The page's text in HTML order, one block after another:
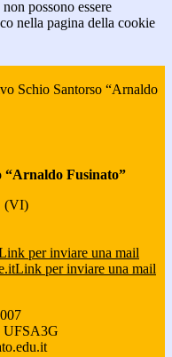
possono essere
nella pagina della cookie
Schio Santorso “Arnaldo
“Arnaldo Fusinato”
(VI)
per inviare una mail
Link per inviare una mail
UFSA3G